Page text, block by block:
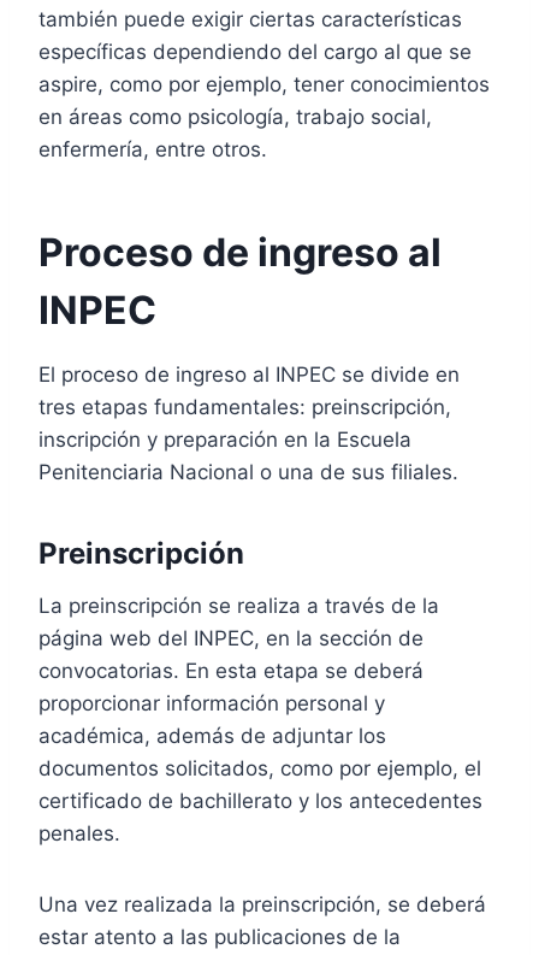
también puede exigir ciertas características
específicas dependiendo del cargo al que se
aspire, como por ejemplo, tener conocimientos
en áreas como psicología, trabajo social,
enfermería, entre otros.
Proceso de ingreso al
INPEC
El proceso de ingreso al INPEC se divide en
tres etapas fundamentales: preinscripción,
inscripción y preparación en la Escuela
Penitenciaria Nacional o una de sus filiales.
Preinscripción
La preinscripción se realiza a través de la
página web del INPEC, en la sección de
convocatorias. En esta etapa se deberá
proporcionar información personal y
académica, además de adjuntar los
documentos solicitados, como por ejemplo, el
certificado de bachillerato y los antecedentes
penales.
Una vez realizada la preinscripción, se deberá
estar atento a las publicaciones de la